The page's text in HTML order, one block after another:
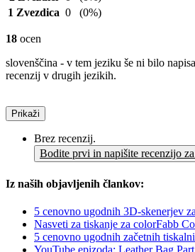
1 Zvezdica 0 (0%)
18 ocen
slovenščina - v tem jeziku še ni bilo
recenzij v drugih jezikih.
Prikaži
Brez recenzij.
Bodite prvi in napišite recenzijo
Iz naših objavljenih člankov:
5 cenovno ugodnih 3D-skenerjev
Nasveti za tiskanje za colorFabb
5 cenovno ugodnih začetnih
YouTube epizoda: Leather Bag